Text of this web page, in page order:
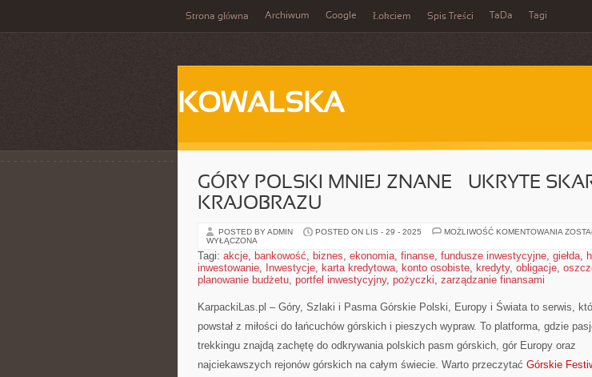
Strona główna Archiwum Google Łokciem Spis Treści TaDa Tagi
KOWALSKA
GÓRY POLSKI MNIEJ ZNANE – UKRYTE
KRAJOBRAZU
POSTED BY ADMIN POSTED ON LIS - 29 - 2025 MOŻLIWOŚĆ KOMENTOWANIA GÓRY
ZNANE
–
WYŁĄCZONA
Tagi: akcje, bankowość, biznes, ekonomia, finanse, fundusze inwestycyjne, giełda,
inwestowanie, Inwestycje, karta kredytowa, konto osobiste, kredyty, obligacje,
planowanie budżetu, portfel inwestycyjny, pożyczki, zarządzanie finansami
KarpackiLas.pl – Góry, Szlaki i Pasma Górskie Polski, Europy i Świata to serwis,
powstał z miłości do łańcuchów górskich i pieszych wypraw. To platforma, gdzie
trekkingu znajdą zachętę do odkrywania polskich pasm górskich, gór Europy oraz
najciekawszych rejonów górskich na całym świecie. Warto przeczytać Górskie